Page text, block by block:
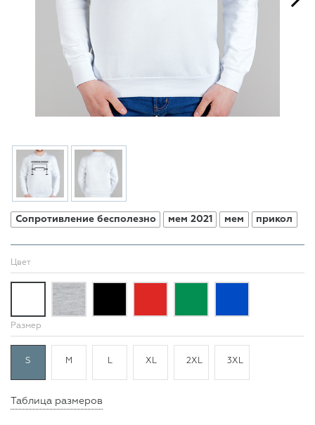
Сопротивление бесполезно мем 2021 мем прикол
Цвет
Размер
S M L XL 2XL 3XL
Таблица размеров